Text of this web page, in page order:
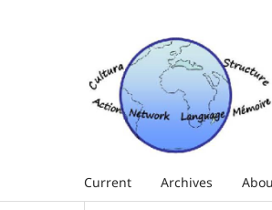
Current Archives